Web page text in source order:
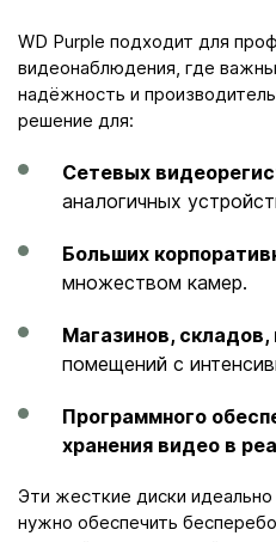
WD Purple подходит для
видеонаблюдения, где
надёжность и
решение для:
Сетевых
аналогичных
Больших
множеством камер.
Магазинов, складов,
помещений с
Программного
хранения видео в
Эти жесткие диски
нужно обеспечить